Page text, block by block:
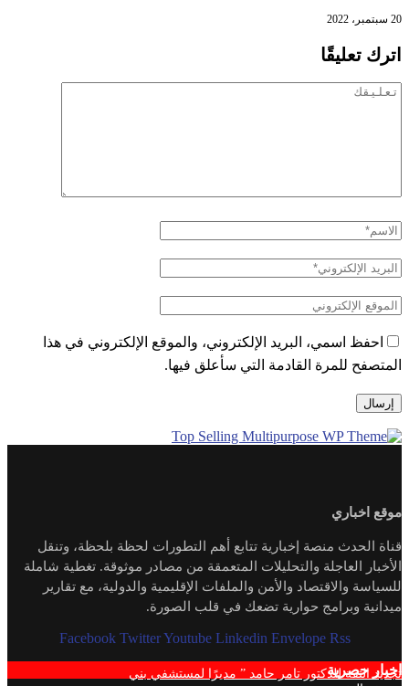
20 سبتمبر، 2022
اترك تعليقًا
احفظ اسمي، البريد الإلكتروني، والموقع الإلكتروني في هذا
المتصفح للمرة القادمة التي سأعلق فيها.
موقع اخباري
قناة الحدث منصة إخبارية تتابع أهم التطورات لحظة بلحظة، وتنقل
الأخبار العاجلة والتحليلات المتعمقة من مصادر موثوقة. تغطية شاملة
للسياسة والاقتصاد والأمن والملفات الإقليمية والدولية، مع تقارير
ميدانية وبرامج حوارية تضعك في قلب الصورة.
Facebook Twitter Youtube Linkedin Envelope Rss
اخبار حصرية
تجديد الثقة للدكتور تامر حامد ” مديرًا لمستشفي بني